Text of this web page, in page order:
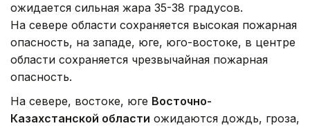
ожидается сильная жара 35-38 градусов.
На севере области сохраняется высокая пожарная
опасность, на западе, юге, юго-востоке, в центре
области сохраняется чрезвычайная пожарная
опасность.
На севере, востоке, юге Восточно-
Казахстанской области ожидаются дождь, гроза,